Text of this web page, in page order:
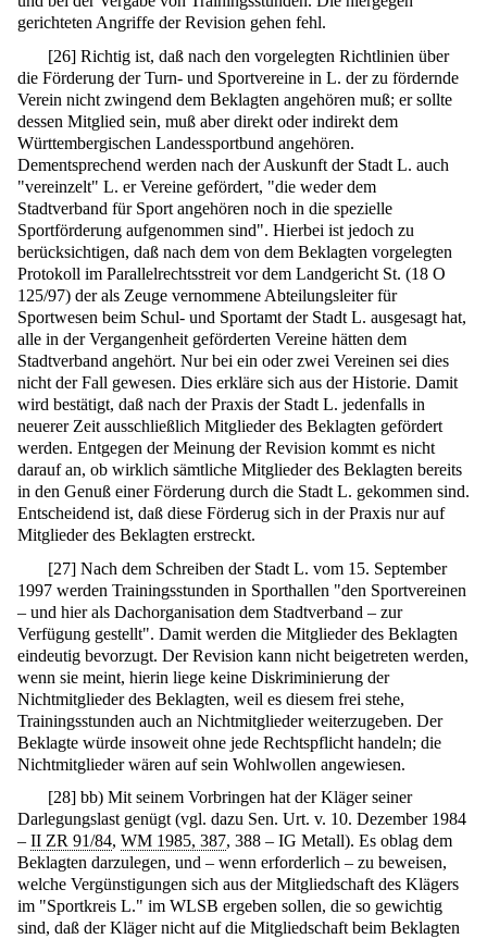
gerichteten Angriffe der Revision gehen fehl.
[26] Richtig ist, daß nach den vorgelegten Richtlinien über
die Förderung der Turn- und Sportvereine in L. der zu fördernde
Verein nicht zwingend dem Beklagten angehören muß; er sollte
dessen Mitglied sein, muß aber direkt oder indirekt dem
Württembergischen Landessportbund angehören.
Dementsprechend werden nach der Auskunft der Stadt L. auch
"vereinzelt" L. er Vereine gefördert, "die weder dem
Stadtverband für Sport angehören noch in die spezielle
Sportförderung aufgenommen sind". Hierbei ist jedoch zu
berücksichtigen, daß nach dem von dem Beklagten vorgelegten
Protokoll im Parallelrechtsstreit vor dem Landgericht St. (18 O
125/97) der als Zeuge vernommene Abteilungsleiter für
Sportwesen beim Schul- und Sportamt der Stadt L. ausgesagt hat,
alle in der Vergangenheit geförderten Vereine hätten dem
Stadtverband angehört. Nur bei ein oder zwei Vereinen sei dies
nicht der Fall gewesen. Dies erkläre sich aus der Historie. Damit
wird bestätigt, daß nach der Praxis der Stadt L. jedenfalls in
neuerer Zeit ausschließlich Mitglieder des Beklagten gefördert
werden. Entgegen der Meinung der Revision kommt es nicht
darauf an, ob wirklich sämtliche Mitglieder des Beklagten bereits
in den Genuß einer Förderung durch die Stadt L. gekommen sind.
Entscheidend ist, daß diese Förderug sich in der Praxis nur auf
Mitglieder des Beklagten erstreckt.
[27] Nach dem Schreiben der Stadt L. vom 15. September
1997 werden Trainingsstunden in Sporthallen "den Sportvereinen
– und hier als Dachorganisation dem Stadtverband – zur
Verfügung gestellt". Damit werden die Mitglieder des Beklagten
eindeutig bevorzugt. Der Revision kann nicht beigetreten werden,
wenn sie meint, hierin liege keine Diskriminierung der
Nichtmitglieder des Beklagten, weil es diesem frei stehe,
Trainingsstunden auch an Nichtmitglieder weiterzugeben. Der
Beklagte würde insoweit ohne jede Rechtspflicht handeln; die
Nichtmitglieder wären auf sein Wohlwollen angewiesen.
[28] bb) Mit seinem Vorbringen hat der Kläger seiner
Darlegungslast genügt (vgl. dazu Sen. Urt. v. 10. Dezember 1984
– II ZR 91/84, WM 1985, 387, 388 – IG Metall). Es oblag dem
Beklagten darzulegen, und – wenn erforderlich – zu beweisen,
welche Vergünstigungen sich aus der Mitgliedschaft des Klägers
im "Sportkreis L." im WLSB ergeben sollen, die so gewichtig
sind, daß der Kläger nicht auf die Mitgliedschaft beim Beklagten